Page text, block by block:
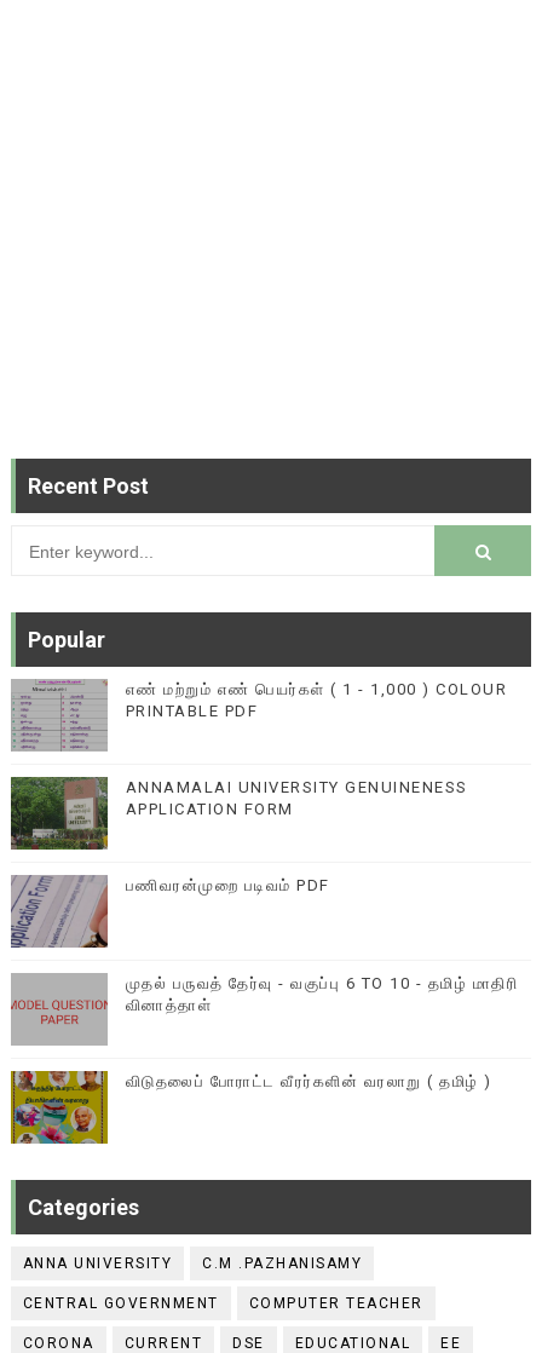
Recent Post
Popular
எண் மற்றும் எண் பெயர்கள் ( 1 - 1,000 ) COLOUR
PRINTABLE PDF
ANNAMALAI UNIVERSITY GENUINENESS
APPLICATION FORM
பணிவரன்முறை படிவம் PDF
முதல் பருவத் தேர்வு - வகுப்பு 6 TO 10 - தமிழ் மாதிரி
வினாத்தாள்
விடுதலைப் போராட்ட வீரர்களின் வரலாறு ( தமிழ் )
Categories
ANNA UNIVERSITY C.M .PAZHANISAMY
CENTRAL GOVERNMENT COMPUTER TEACHER
CORONA CURRENT DSE EDUCATIONAL EE